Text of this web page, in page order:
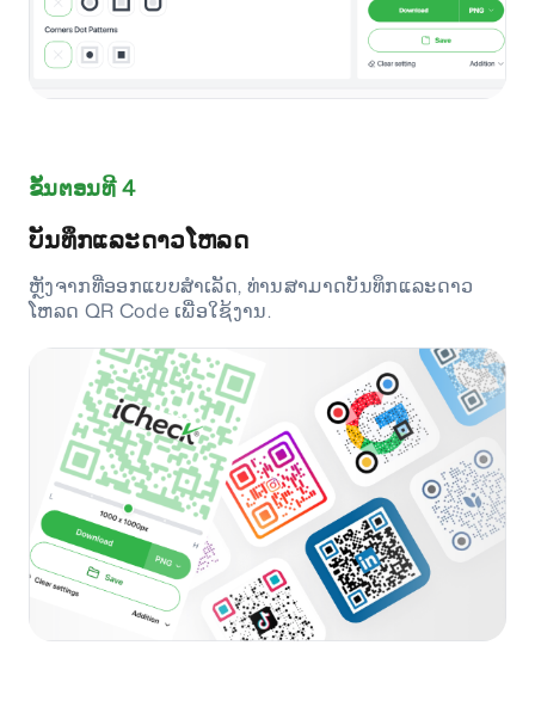
ຂັ້ນຕອນທີ 4
ບັນທຶກແລະດາວໂຫລດ
ຫຼັງຈາກທີ່ອອກແບບສຳເລັດ, ທ່ານສາມາດບັນທຶກແລະດາວ
ໂຫລດ QR Code ເພື່ອໃຊ້ງານ.